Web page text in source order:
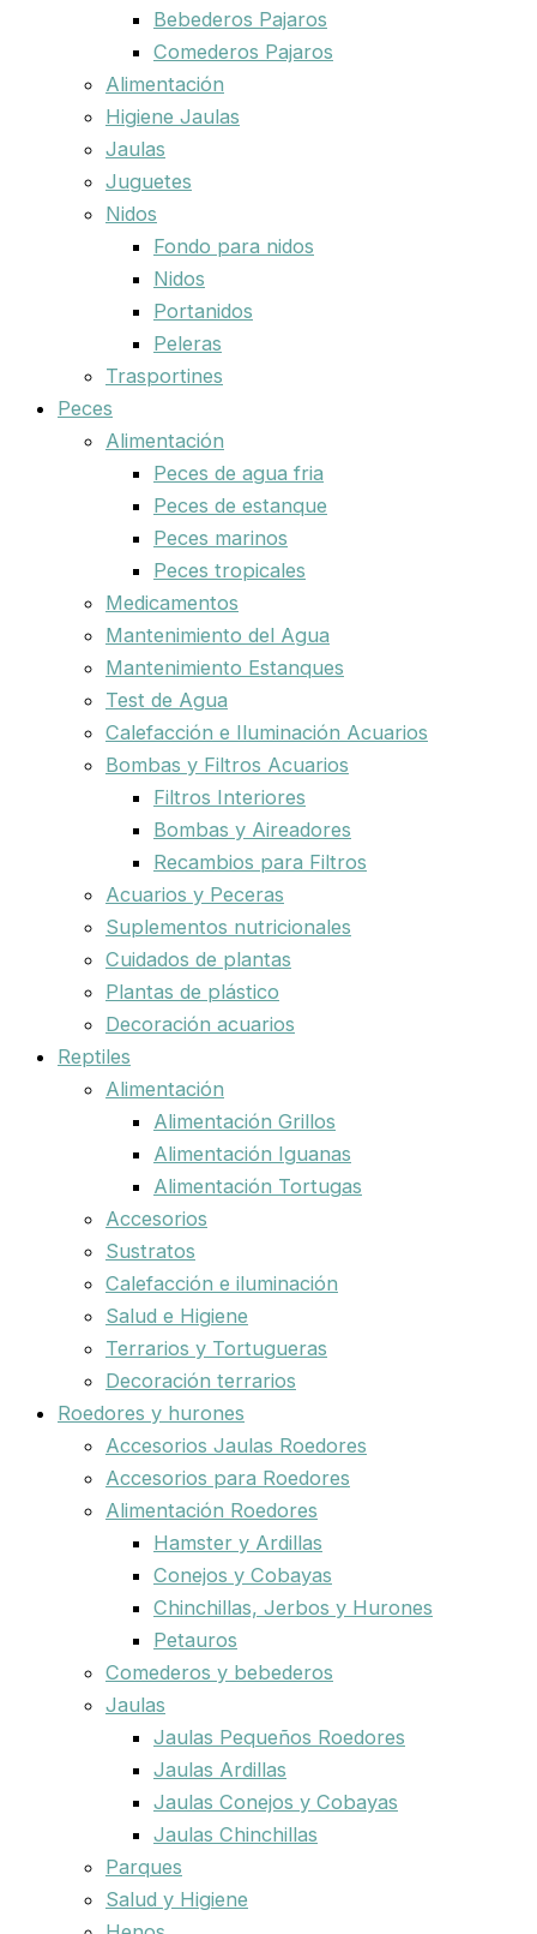
Bebederos Pajaros
Comederos Pajaros
Alimentación
Higiene Jaulas
Jaulas
Juguetes
Nidos
Fondo para nidos
Nidos
Portanidos
Peleras
Trasportines
Peces
Alimentación
Peces de agua fria
Peces de estanque
Peces marinos
Peces tropicales
Medicamentos
Mantenimiento del Agua
Mantenimiento Estanques
Test de Agua
Calefacción e Iluminación Acuarios
Bombas y Filtros Acuarios
Filtros Interiores
Bombas y Aireadores
Recambios para Filtros
Acuarios y Peceras
Suplementos nutricionales
Cuidados de plantas
Plantas de plástico
Decoración acuarios
Reptiles
Alimentación
Alimentación Grillos
Alimentación Iguanas
Alimentación Tortugas
Accesorios
Sustratos
Calefacción e iluminación
Salud e Higiene
Terrarios y Tortugueras
Decoración terrarios
Roedores y hurones
Accesorios Jaulas Roedores
Accesorios para Roedores
Alimentación Roedores
Hamster y Ardillas
Conejos y Cobayas
Chinchillas, Jerbos y Hurones
Petauros
Comederos y bebederos
Jaulas
Jaulas Pequeños Roedores
Jaulas Ardillas
Jaulas Conejos y Cobayas
Jaulas Chinchillas
Parques
Salud y Higiene